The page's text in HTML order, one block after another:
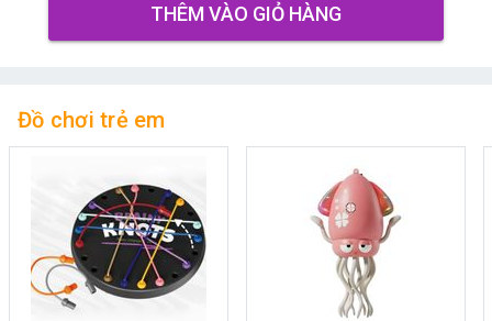
THÊM VÀO GIỎ HÀNG
Đồ chơi trẻ em